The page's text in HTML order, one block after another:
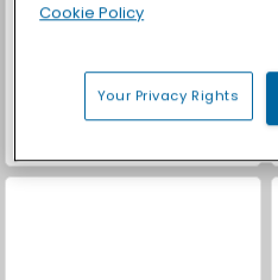
Cookie Policy
Your Privacy Rights